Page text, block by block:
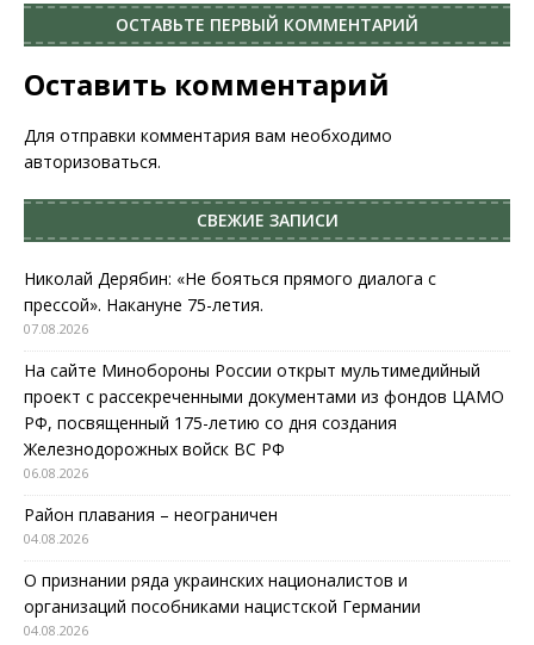
ОСТАВЬТЕ ПЕРВЫЙ КОММЕНТАРИЙ
Оставить комментарий
Для отправки комментария вам необходимо
авторизоваться.
СВЕЖИЕ ЗАПИСИ
Николай Дерябин: «Не бояться прямого диалога с
прессой». Накануне 75-летия.
07.08.2026
На сайте Минобороны России открыт мультимедийный
проект с рассекреченными документами из фондов ЦАМО
РФ, посвященный 175-летию со дня создания
Железнодорожных войск ВС РФ
06.08.2026
Район плавания – неограничен
04.08.2026
О признании ряда украинских националистов и
организаций пособниками нацистской Германии
04.08.2026